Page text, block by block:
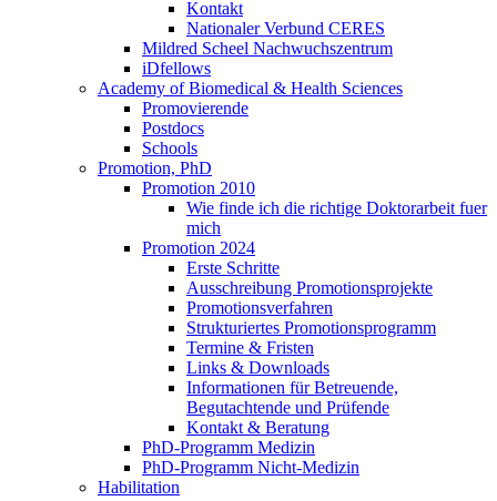
Kontakt
Nationaler Verbund CERES
Mildred Scheel Nachwuchszentrum
iDfellows
Academy of Biomedical & Health Sciences
Promovierende
Postdocs
Schools
Promotion, PhD
Promotion 2010
Wie finde ich die richtige Doktorarbeit fuer
mich
Promotion 2024
Erste Schritte
Ausschreibung Promotionsprojekte
Promotionsverfahren
Strukturiertes Promotionsprogramm
Termine & Fristen
Links & Downloads
Informationen für Betreuende,
Begutachtende und Prüfende
Kontakt & Beratung
PhD-Programm Medizin
PhD-Programm Nicht-Medizin
Habilitation